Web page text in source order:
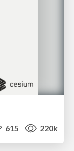
615 220k